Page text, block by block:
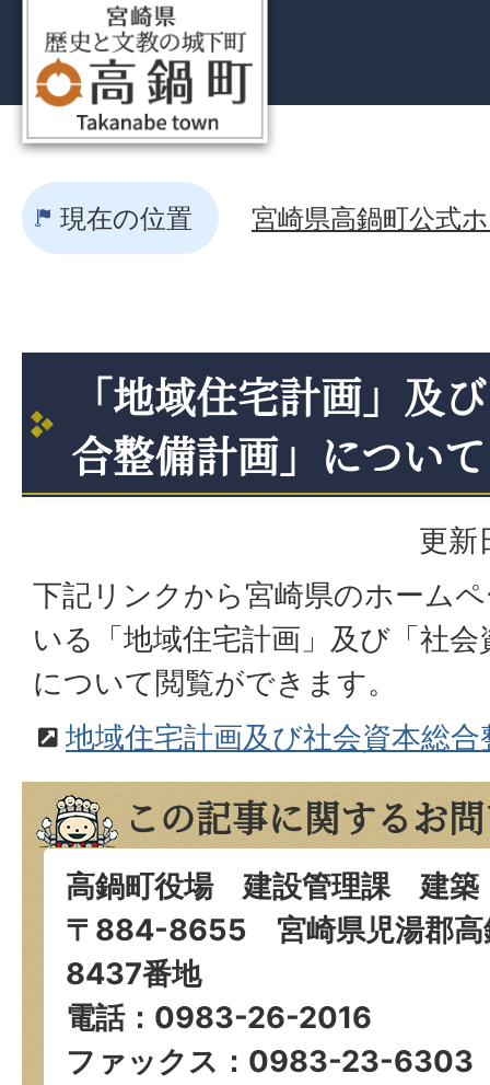
現在の位置 宮崎県高鍋町公式
「地域住宅計画」及
合整備計画」について
更新
下記リンクから宮崎県のホーム
いる「地域住宅計画」及び「社
について閲覧ができます。
地域住宅計画及び社会資本総
この記事に関するお
高鍋町役場 建設管理課 建築
〒884-8655 宮崎県児湯郡高
8437番地
電話：0983-26-2016
ファックス：0983-23-6303